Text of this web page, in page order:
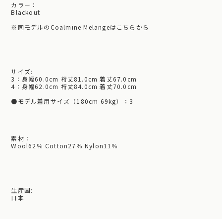
カラー：
Blackout
※ 同モデルのCoalmine Melangeはこちらから
サイズ:
3：身幅60.0cm 裄丈81.0cm 着丈67.0cm
4：身幅62.0cm 裄丈84.0cm 着丈70.0cm
●モデル着用サイズ（180cm 69kg）：3
素材：
Wool62％ Cotton27％ Nylon11％
生産国:
日本